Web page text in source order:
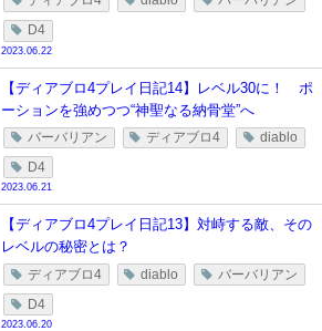
D4
2023.06.22
【ディアブロ4プレイ日記14】レベル30に！ ポ
ーションを強めつつ“神聖なる納骨堂”へ
バーバリアン ディアブロ4 diablo
D4
2023.06.21
【ディアブロ4プレイ日記13】対峙する敵、その
レベルの秘密とは？
ディアブロ4 diablo バーバリアン
D4
2023.06.20